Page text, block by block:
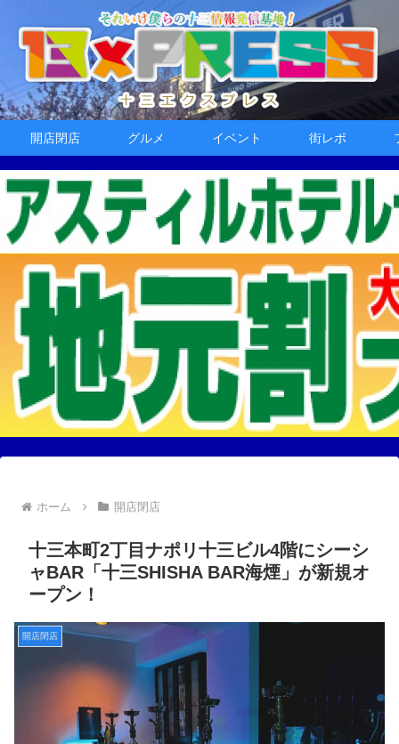
開店閉店 グルメ イベント 街レポ
ホーム 開店閉店
十三本町2丁目ナポリ十三ビル4階にシーシ
ャBAR「十三SHISHA BAR海煙」が新規オ
ープン！
開店閉店